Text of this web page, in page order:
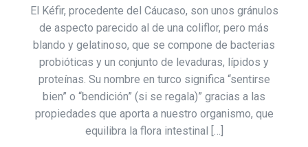
El Kéfir, procedente del Cáucaso, son unos gránulos
de aspecto parecido al de una coliflor, pero más
blando y gelatinoso, que se compone de bacterias
probióticas y un conjunto de levaduras, lípidos y
proteínas. Su nombre en turco significa “sentirse
bien” o “bendición” (si se regala)” gracias a las
propiedades que aporta a nuestro organismo, que
equilibra la flora intestinal […]